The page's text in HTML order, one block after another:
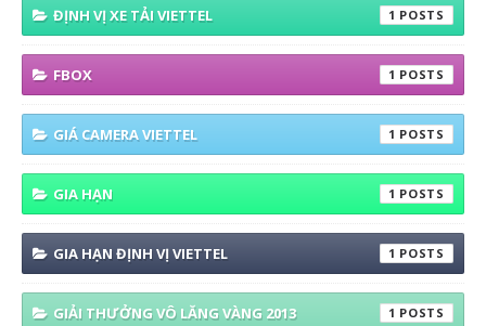
ĐỊNH VỊ XE TẢI VIETTEL 1
FBOX 1
GIÁ CAMERA VIETTEL 1
GIA HẠN 1
GIA HẠN ĐỊNH VỊ VIETTEL 1
GIẢI THƯỞNG VÔ LĂNG VÀNG 2013 1